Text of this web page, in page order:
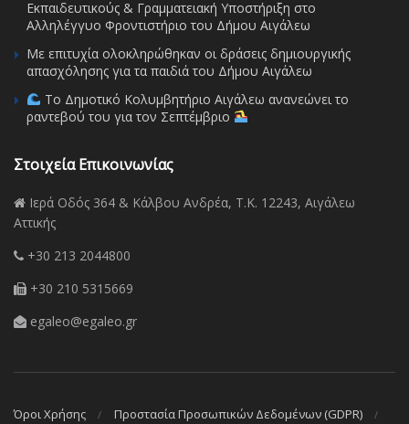
Εκπαιδευτικούς & Γραμματειακή Υποστήριξη στο
Αλληλέγγυο Φροντιστήριο του Δήμου Αιγάλεω
Με επιτυχία ολοκληρώθηκαν οι δράσεις δημιουργικής
απασχόλησης για τα παιδιά του Δήμου Αιγάλεω
Το Δημοτικό Κολυμβητήριο Αιγάλεω ανανεώνει το
ραντεβού του για τον Σεπτέμβριο
Στοιχεία Επικοινωνίας
Ιερά Οδός 364 & Κάλβου Ανδρέα, Τ.Κ. 12243, Αιγάλεω
Αττικής
+30 213 2044800
+30 210 5315669
egaleo@egaleo.gr
Όροι Χρήσης
Προστασία Προσωπικών Δεδομένων (GDPR)